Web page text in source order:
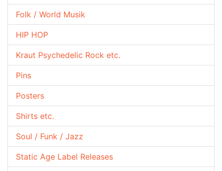
Folk / World Musik
HIP HOP
Kraut Psychedelic Rock etc.
Pins
Posters
Shirts etc.
Soul / Funk / Jazz
Static Age Label Releases